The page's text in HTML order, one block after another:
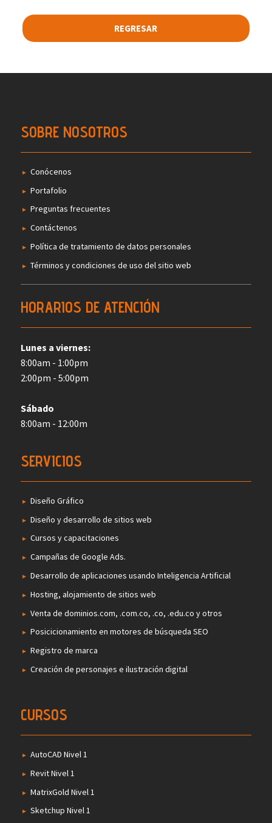
REGRESAR
SOBRE NOSOTROS
Conócenos
Portafolio
Preguntas frecuentes
Contáctenos
Política de tratamiento de datos personales
Términos y condiciones de uso del sitio web
HORARIOS DE ATENCIÓN
Lunes a viernes:
8:00am - 1:00pm
2:00pm - 5:00pm
Sábado
8:00am - 12:00m
SERVICIOS
Diseño Gráfico
Diseño y desarrollo de sitios web
Cursos y capacitaciones
Campañas de Google Ads.
Desarrollo de aplicaciones usando Inteligencia Artificial
Hosting, alojamiento de sitios web
Venta de dominios.com, .com.co, .co, .edu.co y otros
Posicicionamiento en motores de búsqueda SEO
Registro de marca
Creación de personajes e ilustración digital
CURSOS
AutoCAD Nivel 1
Revit Nivel 1
MatrixGold Nivel 1
Sketchup Nivel 1